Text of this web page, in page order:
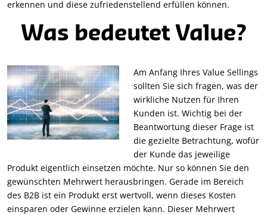
erkennen und diese zufriedenstellend erfüllen können.
Was bedeutet Value?
Am Anfang Ihres Value Sellings
sollten Sie sich fragen, was der
wirkliche Nutzen für Ihren
Kunden ist. Wichtig bei der
Beantwortung dieser Frage ist
die gezielte Betrachtung, wofür
der Kunde das jeweilige
Produkt eigentlich einsetzen möchte. Nur so können Sie den
gewünschten Mehrwert herausbringen. Gerade im Bereich
des B2B ist ein Produkt erst wertvoll, wenn dieses Kosten
einsparen oder Gewinne erzielen kann. Dieser Mehrwert